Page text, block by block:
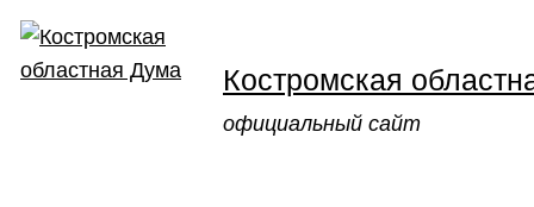
Костромская
официальный сайт